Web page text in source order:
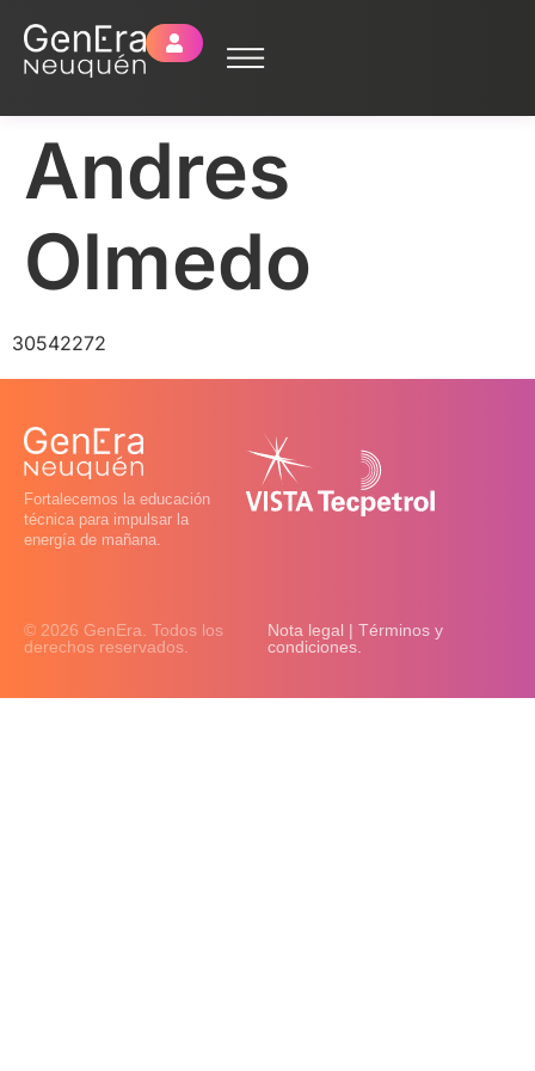
Andres
Olmedo
30542272
Fortalecemos la educación
técnica para impulsar la
energía de mañana.
© 2026 GenEra. Todos los
derechos reservados.
Nota legal | Términos y
condiciones.